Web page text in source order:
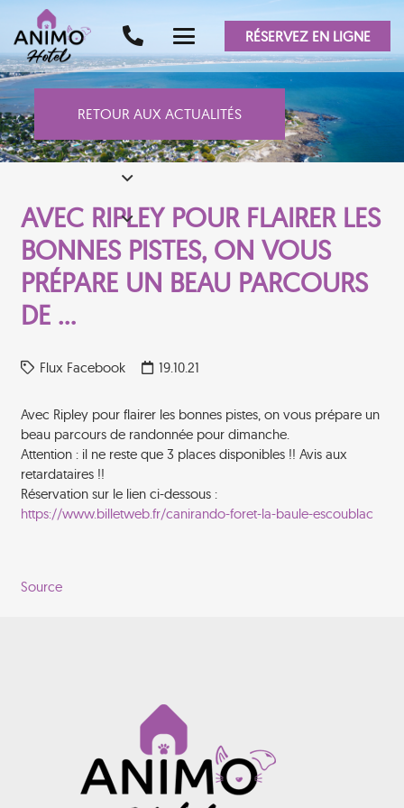
RÉSERVEZ EN LIGNE
RETOUR AUX ACTUALITÉS
AVEC RIPLEY POUR FLAIRER LES
BONNES PISTES, ON VOUS
PRÉPARE UN BEAU PARCOURS
DE …
Flux Facebook 19.10.21
Avec Ripley pour flairer les bonnes pistes, on vous prépare un
beau parcours de randonnée pour dimanche.
Attention : il ne reste que 3 places disponibles !! Avis aux
retardataires !!
Réservation sur le lien ci-dessous :
https://www.billetweb.fr/canirando-foret-la-baule-escoublac
Source